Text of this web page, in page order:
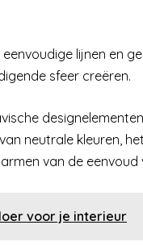
lijnen en
sfeer creëren.
neutrale kleuren,
van de eenvoud
voor je interieur